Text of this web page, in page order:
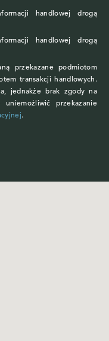
handlowej drogą
handlowej drogą
przekazane podmiotom
transakcji handlowych.
jednakże brak zgody na
uniemożliwić przekazanie
.